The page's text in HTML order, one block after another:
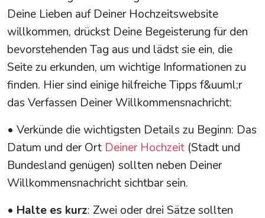
Deine Lieben auf Deiner Hochzeitswebsite
willkommen, drückst Deine Begeisterung für den
bevorstehenden Tag aus und lädst sie ein, die
Seite zu erkunden, um wichtige Informationen zu
finden. Hier sind einige hilfreiche Tipps f&uuml;r
das Verfassen Deiner Willkommensnachricht:
• Verkünde die wichtigsten Details zu Beginn: Das
Datum und der Ort Deiner Hochzeit (Stadt und
Bundesland genügen) sollten neben Deiner
Willkommensnachricht sichtbar sein.
• Halte es kurz: Zwei oder drei Sätze sollten